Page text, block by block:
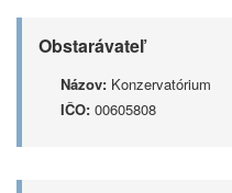
Obstarávateľ
Názov: Konzervatórium
IČO: 00605808